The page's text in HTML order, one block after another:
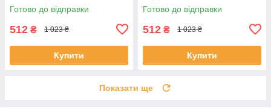
Готово до відправки
512 ₴ 1 023 ₴
Купити
Готово до відправки
512 ₴ 1 023 ₴
Купити
Показати ще